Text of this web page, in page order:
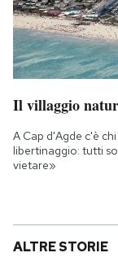
Il villaggio
A Cap d'Agde c'è
libertinaggio: tutti
vietare»
ALTRE STORIE